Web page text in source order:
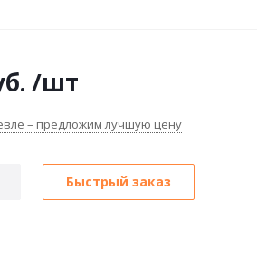
/шт
– предложим лучшую цену
Быстрый заказ